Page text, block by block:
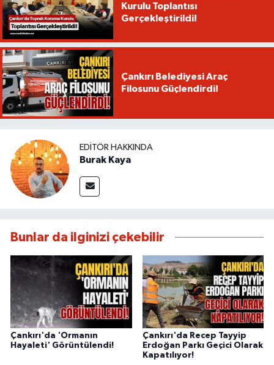
Kurulu Toplantısı
Gerçekleştirildi!
Çankırı Belediyesi Araç
Filosunu Güçlendirdi!
EDITÖR HAKKINDA
Burak Kaya
Bunlar da ilginizi çekebilir
Çankırı'da 'Ormanın
Hayaleti' Görüntülendi!
Çankırı'da Recep Tayyip
Erdoğan Parkı Geçici Olarak
Kapatılıyor!